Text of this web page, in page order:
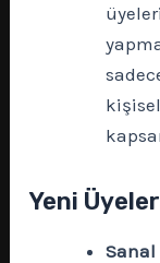
Yeni
Sanal